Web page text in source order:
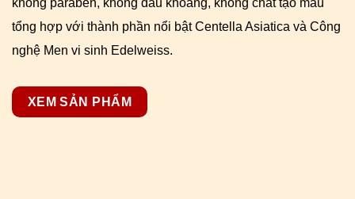
tổng hợp với thành phần nổi bật Centella Asiatica và Công
nghệ Men vi sinh Edelweiss.
XEM SẢN PHẨM